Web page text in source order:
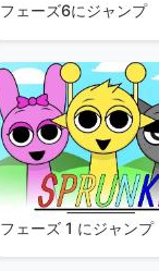
フェーズ6にジャンプ
フェーズ 1 にジャンプ